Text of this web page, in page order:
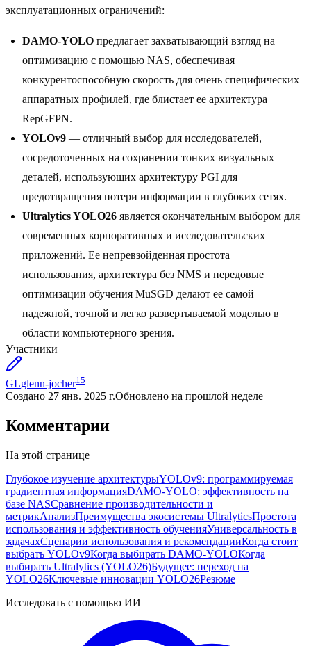
эксплуатационных ограничений:
DAMO-YOLO предлагает захватывающий взгляд на
оптимизацию с помощью NAS, обеспечивая
конкурентоспособную скорость для очень специфических
аппаратных профилей, где блистает ее архитектура
RepGFPN.
YOLOv9 — отличный выбор для исследователей,
сосредоточенных на сохранении тонких визуальных
деталей, использующих архитектуру PGI для
предотвращения потери информации в глубоких сетях.
Ultralytics YOLO26 является окончательным выбором для
современных корпоративных и исследовательских
приложений. Ее непревзойденная простота
использования, архитектура без NMS и передовые
оптимизации обучения MuSGD делают ее самой
надежной, точной и легко развертываемой моделью в
области компьютерного зрения.
Участники
GLglenn-jocher15
Создано 27 янв. 2025 г.Обновлено на прошлой неделе
Комментарии
На этой странице
Глубокое изучение архитектурыYOLOv9: программируемая
градиентная информацияDAMO-YOLO: эффективность на
базе NASСравнение производительности и
метрикАнализПреимущества экосистемы UltralyticsПростота
использования и эффективность обученияУниверсальность в
задачахСценарии использования и рекомендацииКогда стоит
выбрать YOLOv9Когда выбирать DAMO-YOLOКогда
выбирать Ultralytics (YOLO26)Будущее: переход на
YOLO26Ключевые инновации YOLO26Резюме
Исследовать с помощью ИИ